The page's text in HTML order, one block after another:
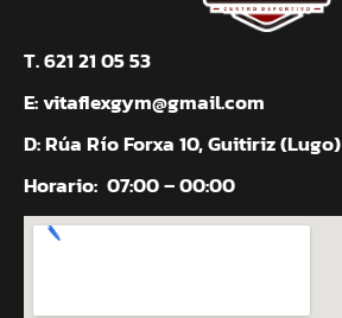
T. 621 21 05 53
E:vitaflexgym@gmail.com
D: Rúa Río Forxa 10, Guitiriz (Lugo)
Horario: 07:00 – 00:00